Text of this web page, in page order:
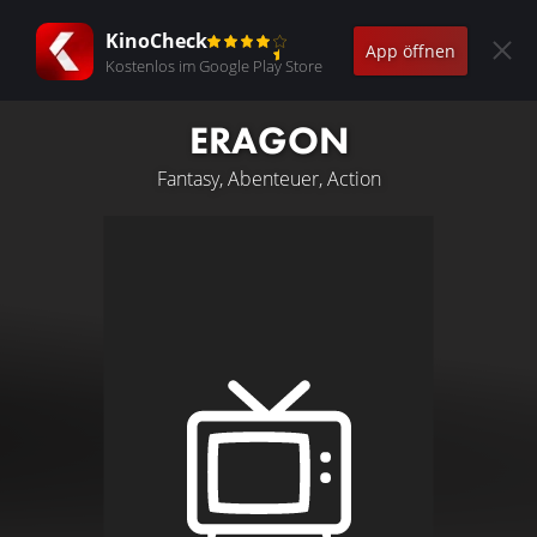
KinoCheck
Kostenlos im Google Play Store
App öffnen
ERAGON
Fantasy, Abenteuer, Action